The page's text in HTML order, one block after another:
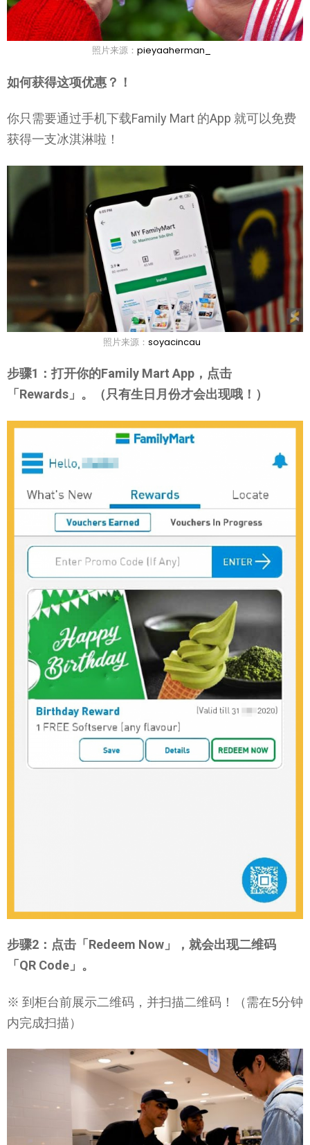
照片来源： pieyaaherman_
如何获得这项优惠？！
你只需要通过手机下载Family Mart 的App 就可以免费
获得一支冰淇淋啦！
照片来源： soyacincau
步骤1：打开你的Family Mart App，点击
「Rewards」。（只有生日月份才会出现哦！）
步骤2：点击「Redeem Now」，就会出现二维码
「QR Code」。
※ 到柜台前展示二维码，并扫描二维码！（需在5分钟
内完成扫描）